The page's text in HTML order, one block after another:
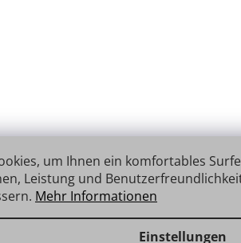
um Ihnen ein komfortables
Leistung und
Mehr Informationen
Einstellungen